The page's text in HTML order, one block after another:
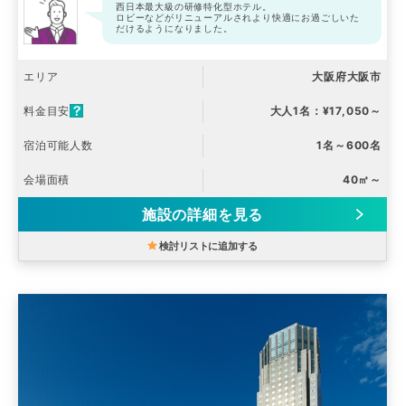
西日本最大級の研修特化型ホテル。
ロビーなどがリニューアルされより快適にお過ごしいた
だけるようになりました。
エリア 大阪府大阪市
料金目安 大人1名：¥17,050～
宿泊可能人数 1名～600名
会場面積 40㎡～
施設の詳細を見る
検討リストに追加する